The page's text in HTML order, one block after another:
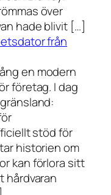
över
hade blivit […]
från
en modern
företag. I dag
stöd för
historien om
kan förlora sitt
hårdvaran